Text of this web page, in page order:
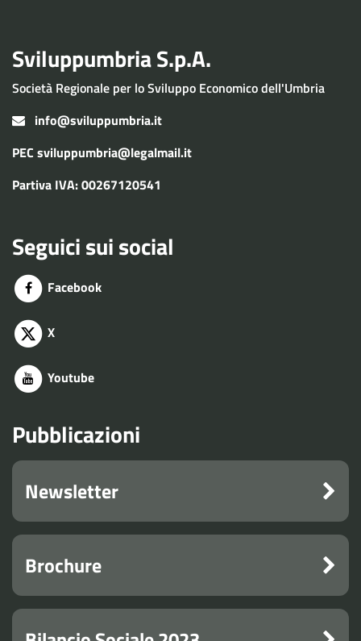
Sviluppumbria S.p.A.
Società Regionale per lo Sviluppo Economico dell'Umbria
info@sviluppumbria.it
PEC sviluppumbria@legalmail.it
Partiva IVA: 00267120541
Seguici sui social
Facebook
X
Youtube
Pubblicazioni
Newsletter
Brochure